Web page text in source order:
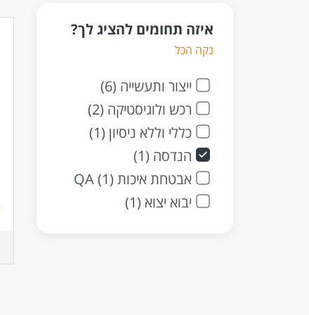
איזה תחומים להציג לך?
נקה הכל
ייצור ותעשייה (6)
רכש ולוגיסטיקה (2)
כללי וללא ניסיון (1)
הנדסה (1)
אבטחת איכות QA (1)
יבוא יצוא (1)